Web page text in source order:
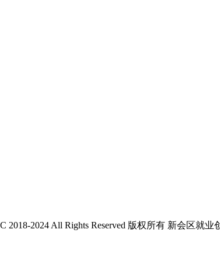
2024 All Rights Reserved 版权所有 新会区就业